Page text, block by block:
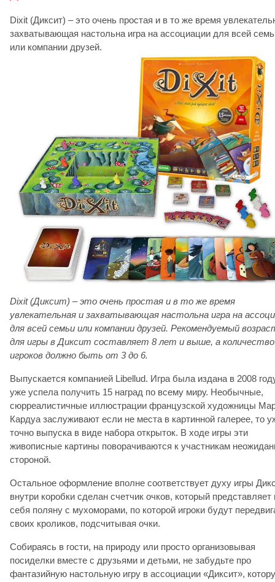
Dixit (Диксит) – это очень простая и в то же время
захватывающая настольна игра на ассоциации для всей
или компании друзей.
Dixit (Диксит) – это очень простая и в то же время
увлекательная и захватывающая настольна игра на
для всей семьи или компании друзей. Рекомендуемый
для игры в Диксит составляет 8 лет и выше, а количество
игроков должно быть от 3 до 6.
Выпускается компанией Libellud. Игра была издана в 2008
уже успела получить 15 наград по всему миру. Необычные,
сюрреалистичные иллюстрации французской художницы
Кардуа заслуживают если не места в картинной галерее, то
точно выпуска в виде набора открыток. В ходе игры эти
живописные картины поворачиваются к участникам
стороной.
Остальное оформление вполне соответствует духу игры
внутри коробки сделан счетчик очков, который представляет
себя поляну с мухоморами, по которой игроки будут
своих кроликов, подсчитывая очки.
Собираясь в гости, на природу или просто организовывая
посиделки вместе с друзьями и детьми, не забудьте про
фантазийную настольную игру в ассоциации «Диксит»,